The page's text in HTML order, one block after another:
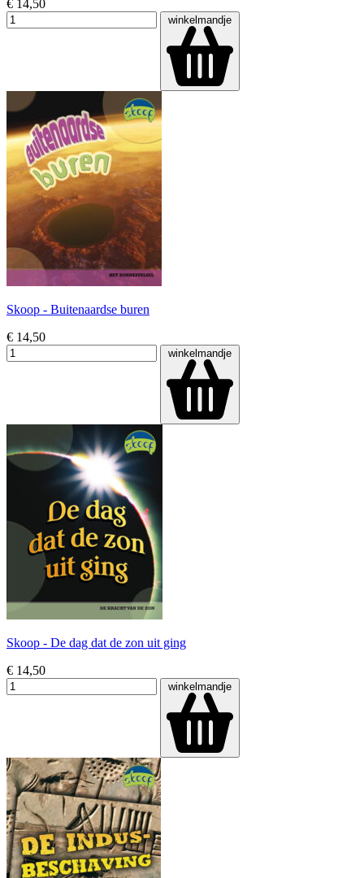
€ 14,50
winkelmandje
Skoop - Buitenaardse buren
€ 14,50
winkelmandje
Skoop - De dag dat de zon uit ging
€ 14,50
winkelmandje